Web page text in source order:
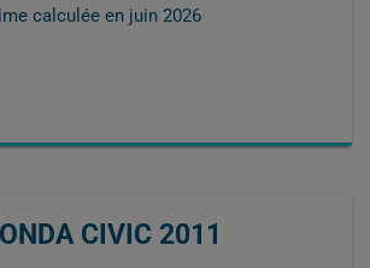
calculée en juin 2026
CIVIC 2011